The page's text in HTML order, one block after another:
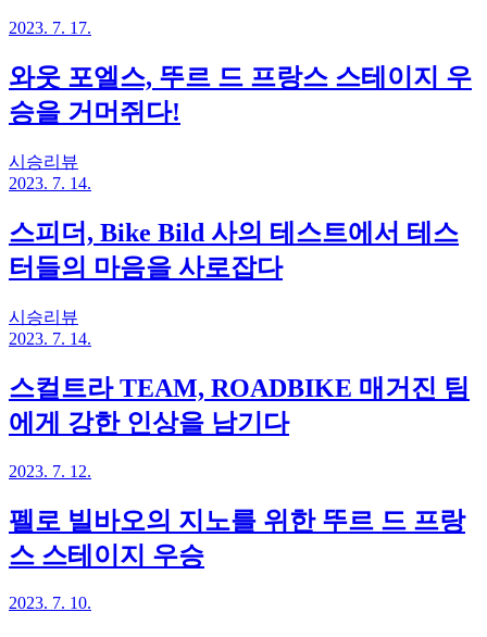
2023. 7. 17.
와웃 포엘스, 뚜르 드 프랑스 스테이지 우
승을 거머쥐다!
시승리뷰
2023. 7. 14.
스피더, Bike Bild 사의 테스트에서 테스
터들의 마음을 사로잡다
시승리뷰
2023. 7. 14.
스컬트라 TEAM, ROADBIKE 매거진 팀
에게 강한 인상을 남기다
2023. 7. 12.
펠로 빌바오의 지노를 위한 뚜르 드 프랑
스 스테이지 우승
2023. 7. 10.